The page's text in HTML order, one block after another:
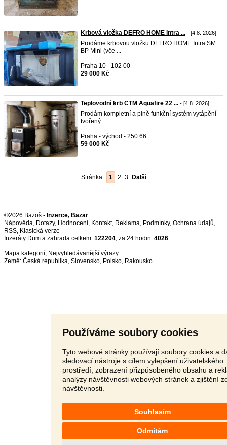
Používáme soubory cookies
Tyto webové stránky používají soubory cookies a
sledovací nástroje s cílem vylepšení uživatelského
prostředí, zobrazení přizpůsobeného obsahu a
analýzy návštěvnosti webových stránek a zjištění
návštěvnosti.
Souhlasím
Odmítám
Krbová vložka DEFRO HOME Intra ... - [4.8. 2026]
Prodáme krbovou vložku DEFRO HOME Intra SM
BP Mini (vče ...
Praha 10 - 102 00
29 000 Kč
Teplovodní krb CTM Aquafire 22 ... - [4.8. 2026]
Prodám kompletní a plně funkční systém vytápění
tvořený ...
Praha - východ - 250 66
59 000 Kč
Stránka: 1 2 3 Další
©2026 Bazoš - Inzerce, Bazar
Nápověda, Dotazy, Hodnocení, Kontakt, Reklama, Podmínky, Ochrana údajů,
RSS,
Inzeráty Dům a zahrada celkem: 122204, za 24 hodin: 4026
Mapa kategorií, Nejvyhledávanější výrazy
Země: Česká republika, Slovensko, Polsko, Rakousko